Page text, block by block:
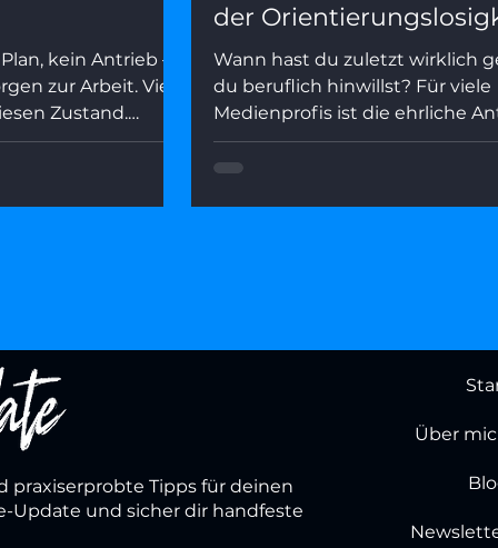
kein Antrieb –
zur Arbeit. Viele
Zustand.
fehlende
ist, was wirklich
der
Wann hast du zuletzt wirklich
du beruflich hinwillst? Für viele
Medienprofis ist die ehrliche
gerade: „Ich weiß es nicht
Orientierungslosigkeit im Job
praxiserprobte Tipps für deinen
Update und sicher dir handfeste
Über